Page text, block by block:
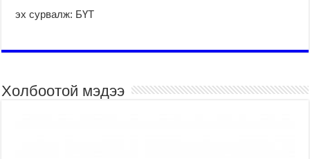
эх сурвалж: БҮТ
Холбоотой мэдээ